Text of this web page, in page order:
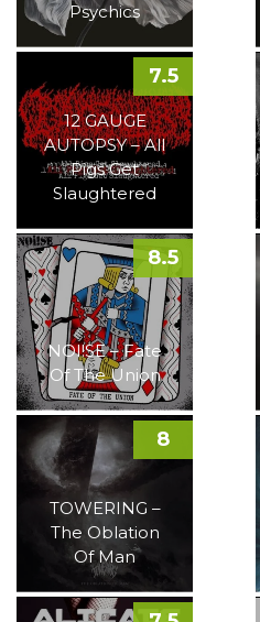
Psychics
12 GAUGE
AUTOPSY – All
Pigs Get
Slaughtered
7.5
NOI!SE – Fate
Of The Union
8.5
TOWERING –
The Oblation
Of Man
8